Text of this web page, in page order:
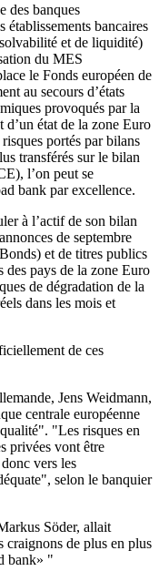
des banques
établissements bancaires
et de liquidité)
du MES
le Fonds européen de
au secours d’états
provoqués par la
d’un état de la zone Euro
portés par bilans
transférés sur le bilan
l’on peut se
bank par excellence.
à l’actif de son bilan
de septembre
et de titres publics
des pays de la zone Euro
de dégradation de la
dans les mois et
de ces
Jens Weidmann,
centrale européenne
"Les risques en
privées vont être
vers les
selon le banquier
Söder, allait
de plus en plus
bank» "